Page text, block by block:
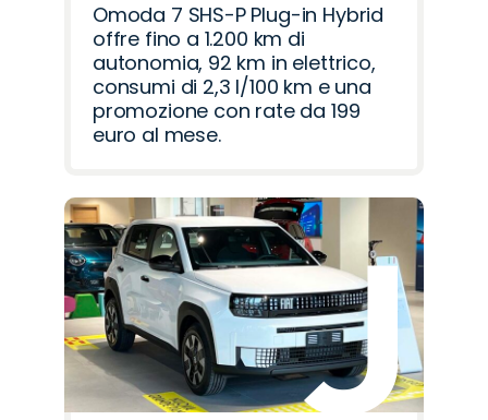
Omoda 7 SHS-P Plug-in Hybrid
offre fino a 1.200 km di
autonomia, 92 km in elettrico,
consumi di 2,3 l/100 km e una
promozione con rate da 199
euro al mese.